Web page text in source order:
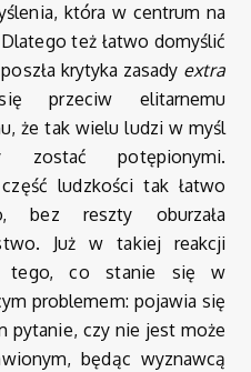
która w centrum na
też łatwo domyślić
krytyka zasady extra
przeciw elitarnemu
że tak wielu ludzi w myśl
zostać potępionymi.
ludzkości tak łatwo
bez reszty oburzała
Już w takiej reakcji
tego, co stanie się w
problemem: pojawia się
pytanie, czy nie jest może
będąc wyznawcą